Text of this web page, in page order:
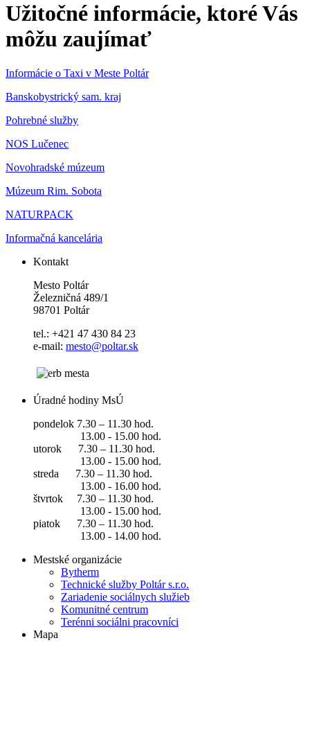
Užitočné informácie, ktoré Vás
môžu zaujímať
Informácie o Taxi v Meste Poltár
Banskobystrický sam. kraj
Pohrebné služby
NOS Lučenec
Novohradské múzeum
Múzeum Rim. Sobota
NATURPACK
Informačná kancelária
Kontakt
Mesto Poltár
Železničná 489/1
98701 Poltár
tel.: +421 47 430 84 23
e-mail: mesto@poltar.sk
Úradné hodiny MsÚ
pondelok 7.30 – 11.30 hod.
13.00 - 15.00 hod.
utorok 7.30 – 11.30 hod.
13.00 - 15.00 hod.
streda 7.30 – 11.30 hod.
13.00 - 16.00 hod.
štvrtok 7.30 – 11.30 hod.
13.00 - 15.00 hod.
piatok 7.30 – 11.30 hod.
13.00 - 14.00 hod.
Mestské organizácie
Bytherm
Technické služby Poltár s.r.o.
Zariadenie sociálnych služieb
Komunitné centrum
Terénni sociálni pracovníci
Mapa